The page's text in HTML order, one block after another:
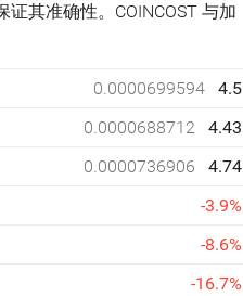
其准确性。COINCOST 与加
0.0000699594
4.5
0.0000688712
4.43
0.0000736906
4.74
-3.9%
-8.6%
-16.7%